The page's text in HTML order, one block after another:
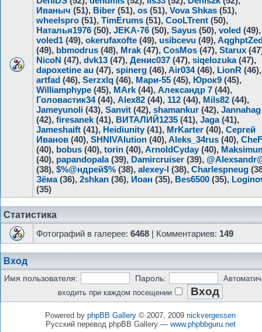
Иваныч (51), Biber (51), os (51), Vova Shkas (51),
wheelspro (51), TimErums (51), CooLTrent (50),
Наталья1976 (50), JEKA-76 (50), Sayus (50), voled (49),
voled1 (49), okerufaxofte (49), usibcevu (49),
(49), bbmodrus (48), Mrak (47), CosMos (47), Starux
NicoN (47), dvk13 (47), Денис037 (47), siqelozuka(47),
dapoxetine au (47), spinerg (46),Air034(46), LionR (46),
artfad (46), Serzxlq (46), Мари-55 (45), Юрок9 (45),
Williamphype (45), MArk (44), Александр 7 (44),
Головастик34(44), Alex82 (44), 112 (44), Mils82 (44),
Jameyunoli (43), Sanvit (42), shamankur (42), Jannahag
(42), firesanek (41), ВИТАЛИЙ1235 (41), Jaga(41),
Jameshaift (41), Heidiunity (41), MrKarter (40), Сергей
Иванов (40), SHNIVAlution (40),Aleks_34rus (40),
(40), bobus (40), torin (40),ArnoldCyday (40),
(40), papandopala(39), Damircruiser (39),
(38), $%@ндрей$% (38), alexey-l (38), Charlespneug
Зёма(36), 2shkan (36), Иоан (35), Bes6500 (35),
(35)
Статистика
Фотографий в галерее: 6468 | Комментариев: 149
Вход
Имя пользователя: Пароль:
входить при каждом посещении
Powered by phpBB Gallery © 2007, 2009 nickvergessen
Русский перевод phpBB Gallery — www.phpbbguru.net